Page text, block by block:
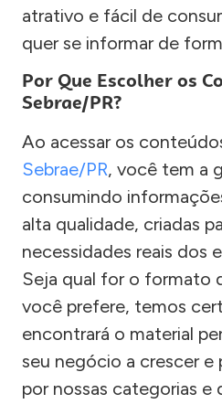
atrativo e fácil de
quer se informar de
Por Que Escolher os
Sebrae/PR?
Ao acessar os
Sebrae/PR, você tem a
consumindo
alta qualidade, criadas
necessidades reais dos
Seja qual for o formato
você prefere, temos
encontrará o material
seu negócio a crescer e
por nossas categorias e